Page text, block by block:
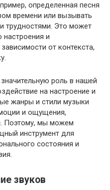
определенная песня
времени или вызывать
трудностями. Это может
настроения и
от контекста,
роль в нашей
на настроение и
жанры и стили музыки
и ощущения,
Поэтому, мы можем
инструмент для
состояния и
звуков